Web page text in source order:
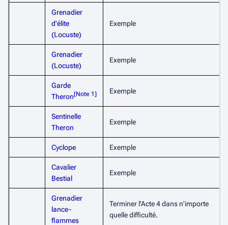
Grenadier
d'élite
(Locuste)
Exemple
Grenadier
(Locuste)
Exemple
Garde
Theron[Note 1] Exemple
Sentinelle
Theron
Exemple
Cyclope Exemple
Cavalier
Bestial
Exemple
Grenadier
lance-
flammes
Terminer l'Acte 4 dans n'importe
quelle difficulté.